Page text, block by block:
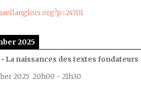
2025
La naissances des textes fondateurs
2025 20h00 - 21h30